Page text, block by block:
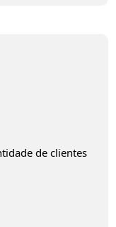
de clientes